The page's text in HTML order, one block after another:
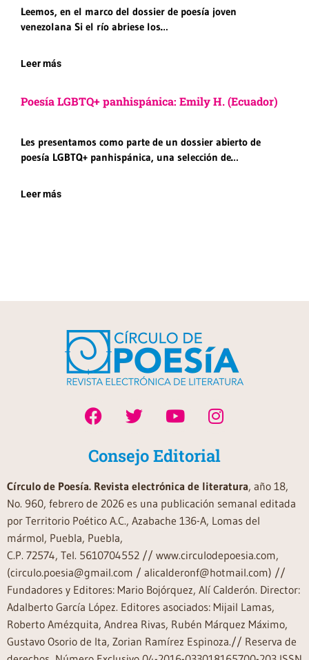
Leemos, en el marco del dossier de poesía joven
venezolana Si el río abriese los…
Leer más
Poesía LGBTQ+ panhispánica: Emily H. (Ecuador)
Les presentamos como parte de un dossier abierto de
poesía LGBTQ+ panhispánica, una selección de…
Leer más
Consejo Editorial
Círculo de Poesía. Revista electrónica de literatura, año 18,
No. 960, febrero de 2026 es una publicación semanal editada
por Territorio Poético A.C., Azabache 136-A, Lomas del
mármol, Puebla, Puebla,
C.P. 72574, Tel. 5610704552 // www.circulodepoesia.com,
(circulo.poesia@gmail.com / alicalderonf@hotmail.com) //
Fundadores y Editores: Mario Bojórquez, Alí Calderón. Director:
Adalberto García López. Editores asociados: Mijail Lamas,
Roberto Amézquita, Andrea Rivas, Rubén Márquez Máximo,
Gustavo Osorio de Ita, Zorian Ramírez Espinoza.// Reserva de